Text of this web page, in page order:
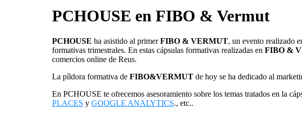
PCHOUSE en FIBO & Vermut
PCHOUSE ha asistido al primerFIBO & VERMUT, un evento realizado
formativas trimestrales. En estas cápsulas formativas realizadas en FIBO &
comercios online de Reus.
La píldora formativa de FIBO&VERMUT de hoy se ha dedicado al
En PCHOUSE te ofrecemos asesoramiento sobre los temas tratados en la
PLACES y GOOGLE ANALYTICS., etc..